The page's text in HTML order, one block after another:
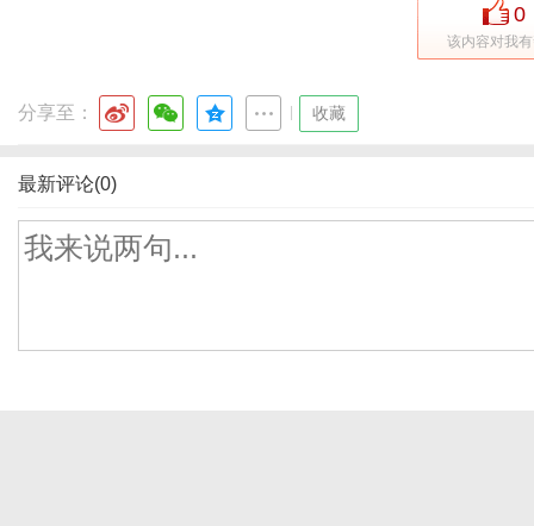
0
该内容对我
分享至： 收藏
最新评论(0)